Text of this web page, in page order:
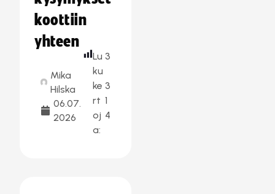
koottiin
yhteen
Mika
Hilska
06.07.
2026
Lu
ku
ke
rt
oj
a:
3
3
1
4